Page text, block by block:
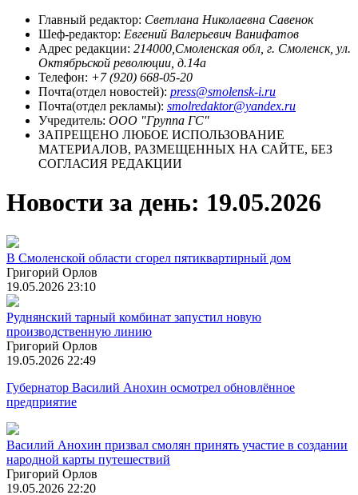
Главный редактор: Светлана Николаевна Савенок
Шеф-редактор: Евгений Валерьевич Ванифатов
Адрес редакции: 214000,Смоленская обл, г. Смоленск, ул.
Октябрьской революции, д.14а
Телефон: +7 (920) 668-05-20
Почта(отдел новостей): press@smolensk-i.ru
Почта(отдел рекламы): smolredaktor@yandex.ru
Учредитель: ООО "Группа ГС"
ЗАПРЕЩЕНО ЛЮБОЕ ИСПОЛЬЗОВАНИЕ
МАТЕРИАЛОВ, РАЗМЕЩЕННЫХ НА САЙТЕ, БЕЗ
СОГЛАСИЯ РЕДАКЦИИ
Новости за день: 19.05.2026
В Смоленской области сгорел пятиквартирный дом
Григорий Орлов
19.05.2026 23:10
Руднянский тарный комбинат запустил новую
производственную линию
Григорий Орлов
19.05.2026 22:49
Губернатор Василий Анохин осмотрел обновлённое
предприятие
Василий Анохин призвал смолян принять участие в создании
народной карты путешествий
Григорий Орлов
19.05.2026 22:20